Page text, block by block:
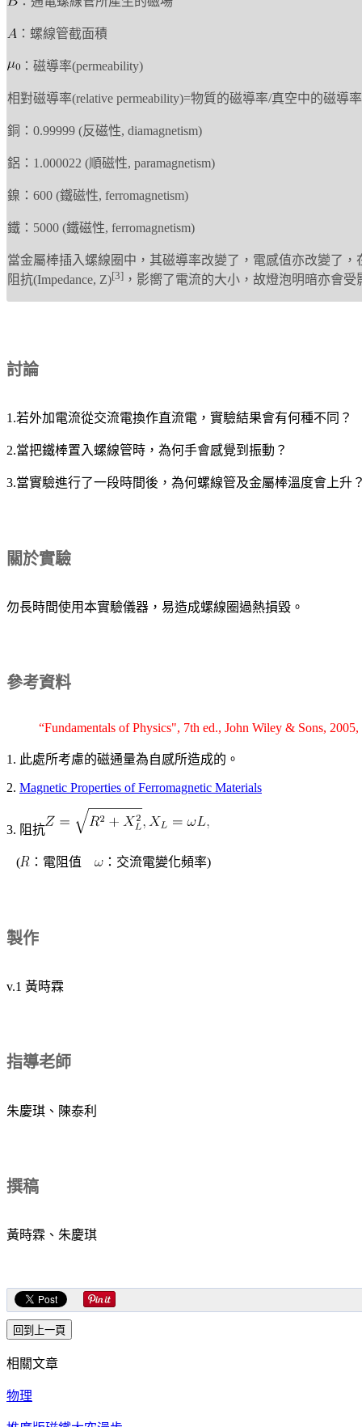
：螺線管截面積
：磁導率(permeability)
相對磁導率(relative permeability)=物質的磁導率/真空中的磁導率
銅：0.99999 (反磁性, diamagnetism)
鋁：1.000022 (順磁性, paramagnetism)
鎳：600 (鐵磁性, ferromagnetism)
鐵：5000 (鐵磁性, ferromagnetism)
當金屬棒插入螺線圈中，其磁導率改變了，電感值亦改變了
阻抗(Impedance, Z)[3] ，影嚮了電流的大小，故燈泡明暗亦會受
討論
1.若外加電流從交流電換作直流電，實驗結果會有何種不同？
2.當把鐵棒置入螺線管時，為何手會感覺到振動？
3.當實驗進行了一段時間後，為何螺線管及金屬棒溫度會上升
關於實驗
勿長時間使用本實驗儀器，易造成螺線圈過熱損毀。
參考資料
“Fundamentals of Physics", 7th ed., John Wiley & Sons,
1. 此處所考慮的磁通量為自感所造成的。
2. Magnetic Properties of Ferromagnetic Materials
3. 阻抗
( ：電阻值 ：交流電變化頻率)
製作
v.1 黃時霖
指導老師
朱慶琪、陳泰利
撰稿
黃時霖、朱慶琪
相關文章
物理